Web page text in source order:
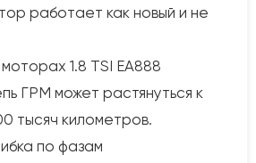
работает как новый и не
1.8 TSI EA888
ГРМ может растянуться к
тысяч километров.
по фазам